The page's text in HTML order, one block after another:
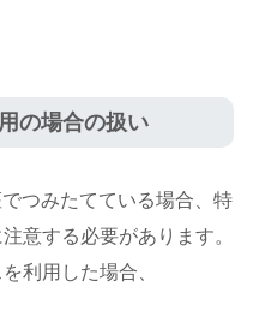
の場合の扱い
つみたてている場合、特
意する必要があります。
利用した場合、